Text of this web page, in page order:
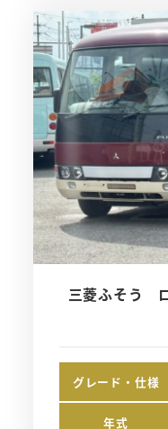
三菱ふそう
グレード・仕様
年式